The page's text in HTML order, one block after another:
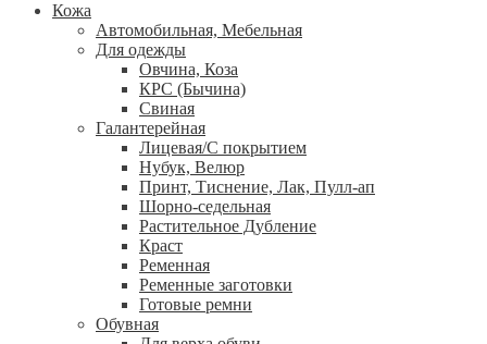
Кожа
Автомобильная, Мебельная
Для одежды
Овчина, Коза
КРС (Бычина)
Свиная
Галантерейная
Лицевая/С покрытием
Нубук, Велюр
Принт, Тиснение, Лак, Пулл-ап
Шорно-седельная
Растительное Дубление
Краст
Ременная
Ременные заготовки
Готовые ремни
Обувная